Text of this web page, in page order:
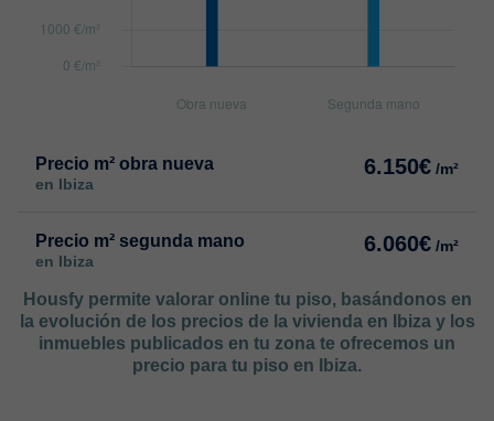
Precio m² obra nueva
en Ibiza
6.150€ /m²
Precio m² segunda mano
en Ibiza
6.060€ /m²
Housfy permite valorar online tu piso, basándonos en
la evolución de los precios de la vivienda en Ibiza y los
inmuebles publicados en tu zona te ofrecemos un
precio para tu piso en Ibiza.